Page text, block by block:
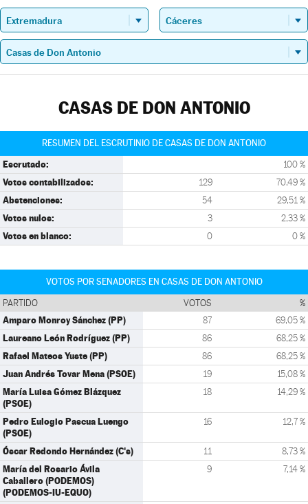
CASAS DE DON ANTONIO
RESUMEN DEL ESCRUTINIO DE CASAS DE DON ANTONIO
Escrutado: 100 %
Votos contabilizados: 129 70,49 %
Abstenciones: 54 29,51 %
Votos nulos: 3 2,33 %
Votos en blanco: 0 0 %
VOTOS POR SENADORES EN CASAS DE DON ANTONIO
PARTIDO VOTOS %
Amparo Monroy Sánchez (PP) 87 69,05 %
Laureano León Rodríguez (PP) 86 68,25 %
Rafael Mateos Yuste (PP) 86 68,25 %
Juan Andrés Tovar Mena (PSOE) 19 15,08 %
María Luisa Gómez Blázquez
(PSOE)
18 14,29 %
Pedro Eulogio Pascua Luengo
(PSOE)
16 12,7 %
Óscar Redondo Hernández (C's) 11 8,73 %
María del Rosario Ávila
Caballero (PODEMOS)
(PODEMOS-IU-EQUO)
9 7,14 %